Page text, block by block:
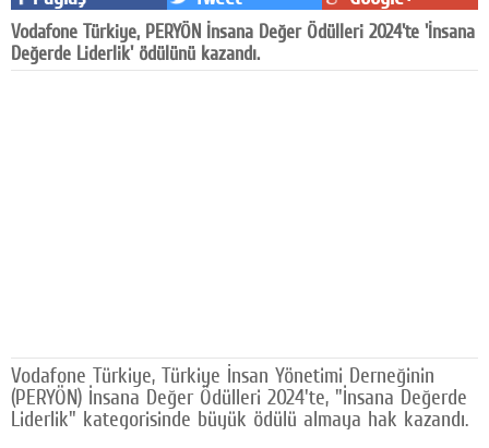
Pr
Yazarlar
Künye
Vodafone Türkiye, PERYÖN İnsana Değer Ödülleri 2024'te 'İnsana
Değerde Liderlik' ödülünü kazandı.
Vodafone Türkiye, Türkiye İnsan Yönetimi Derneğinin
(PERYÖN) İnsana Değer Ödülleri 2024'te, "İnsana Değerde
Liderlik" kategorisinde büyük ödülü almaya hak kazandı.